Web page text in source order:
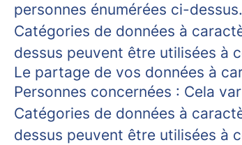
personnes énumérées ci-dessus.
Catégories de données à
dessus peuvent être utilisées à
Le partage de vos données à
Personnes concernées : Cela
Catégories de données à
dessus peuvent être utilisées à